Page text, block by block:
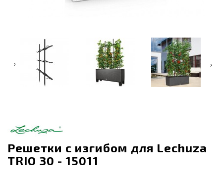
‹ ›
Решетки с изгибом для Lechuza
TRIO 30 - 15011